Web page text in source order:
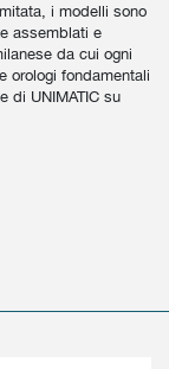
i modelli sono
assemblati e
da cui ogni
orologi fondamentali
di UNIMATIC su